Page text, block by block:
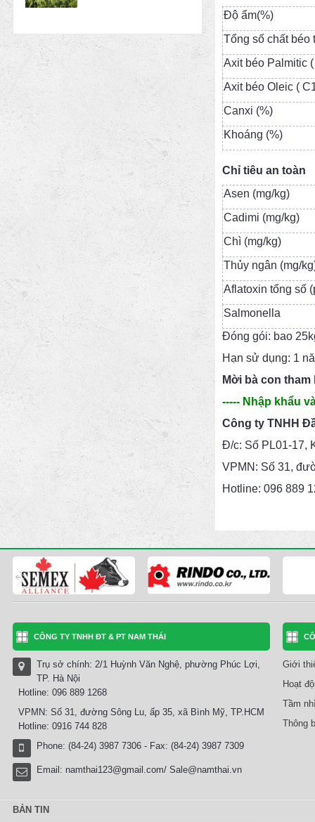
Độ ẩm(%)
Tổng số chất béo
Axit béo Palmitic
Axit béo Oleic (
Canxi (%)
Khoáng (%)
Chỉ tiêu an toàn
Asen (mg/kg)
Cadimi (mg/kg)
Chì (mg/kg)
Thủy ngân (mg/
Aflatoxin tổng số
Salmonella
Đóng gói: bao
Hạn sử dụng: 1
Mời bà con tham
----- Nhập khẩu
Công ty TNHH
Đ/c: Số PL01-17,
VPMN: Số 31,
Hotline: 096 889
CÔNG TY TNHH ĐT & PT NAM THÁI
Trụ sở chính: 2/1 Huỳnh Văn Nghệ, phường Phúc Lợi,
TP. Hà Nội
Hotline: 096 889 1268
VPMN: Số 31, đường Sông Lu, ấp 35, xã Bình Mỹ, TP.HCM
Hotline: 0916 744 828
Phone: (84-24) 3987 7306 - Fax: (84-24) 3987 7309
Email: namthai123@gmail.com/ Sale@namthai.vn
Giới
Hoạt
Tầm
Thông
BẢN TIN